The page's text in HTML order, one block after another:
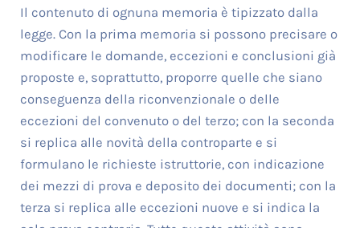
Il contenuto di ognuna memoria è tipizzato dalla
legge. Con la prima memoria si possono precisare o
modificare le domande, eccezioni e conclusioni già
proposte e, soprattutto, proporre quelle che siano
conseguenza della riconvenzionale o delle
eccezioni del convenuto o del terzo; con la seconda
si replica alle novità della controparte e si
formulano le richieste istruttorie, con indicazione
dei mezzi di prova e deposito dei documenti; con la
terza si replica alle eccezioni nuove e si indica la